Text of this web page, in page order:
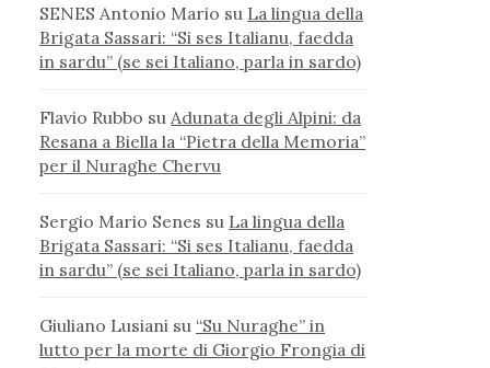
SENES Antonio Mario su La lingua della
Brigata Sassari: “Si ses Italianu, faedda
in sardu” (se sei Italiano, parla in sardo)
Flavio Rubbo su Adunata degli Alpini: da
Resana a Biella la “Pietra della Memoria”
per il Nuraghe Chervu
Sergio Mario Senes su La lingua della
Brigata Sassari: “Si ses Italianu, faedda
in sardu” (se sei Italiano, parla in sardo)
Giuliano Lusiani su “Su Nuraghe” in
lutto per la morte di Giorgio Frongia di